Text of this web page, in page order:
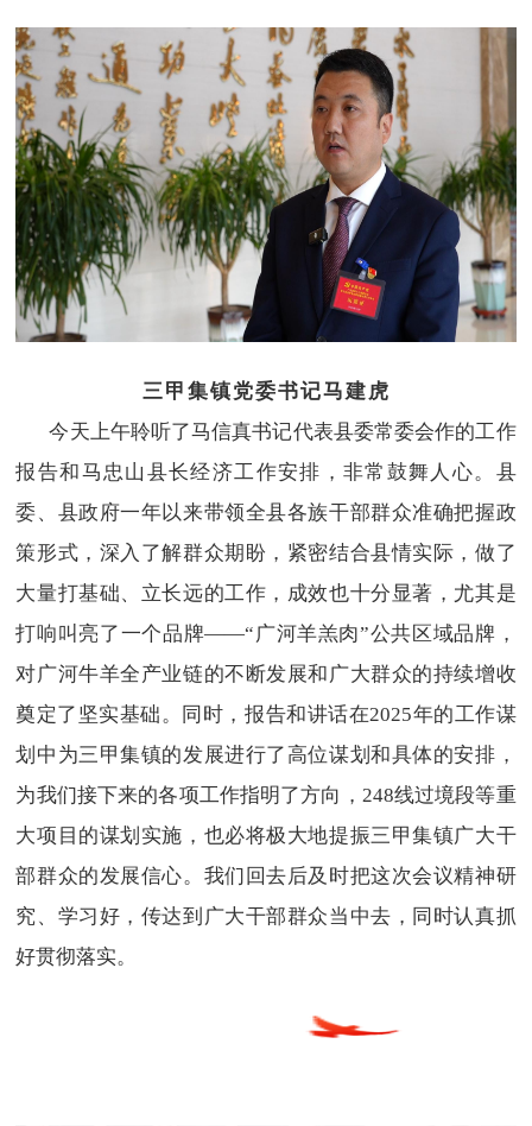
三甲集镇党委书记马建虎
今天上午聆听了马信真书记代表县委常委会作的工作
报告和马忠山县长经济工作安排，非常鼓舞人心。县
委、县政府一年以来带领全县各族干部群众准确把握政
策形式，深入了解群众期盼，紧密结合县情实际，做了
大量打基础、立长远的工作，成效也十分显著，尤其是
打响叫亮了一个品牌——“广河羊羔肉”公共区域品牌，
对广河牛羊全产业链的不断发展和广大群众的持续增收
奠定了坚实基础。同时，报告和讲话在2025年的工作谋
划中为三甲集镇的发展进行了高位谋划和具体的安排，
为我们接下来的各项工作指明了方向，248线过境段等重
大项目的谋划实施，也必将极大地提振三甲集镇广大干
部群众的发展信心。我们回去后及时把这次会议精神研
究、学习好，传达到广大干部群众当中去，同时认真抓
好贯彻落实。